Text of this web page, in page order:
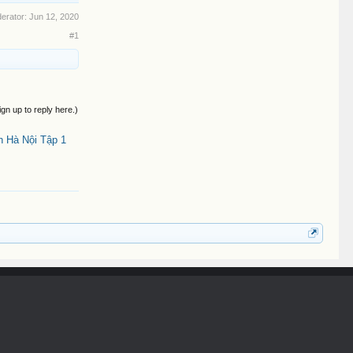
Jun 12, 2020
#1
up to reply here.)
Hà Nội Tập 1